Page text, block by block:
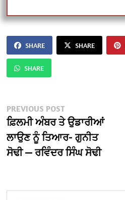
SHARE SHARE
SHARE
Post
navigation
PREVIOUS POSTPrevious
post:
ਫ਼ਿਲਮੀ ਅੰਬਰ ਤੇ ਉਡਾਰੀਆਂ
ਲਾਉਣ ਨੂੰ ਤਿਆਰ- ਗੁਨੀਤ
ਸੋਢੀ — ਰਵਿੰਦਰ ਸਿੰਘ ਸੋਢੀ